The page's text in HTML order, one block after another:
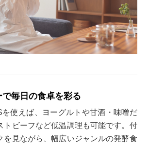
毎日の食卓を彩る
を使えば、ヨーグルトや甘酒・味噌だ
トビーフなど低温調理も可能です。付
を見ながら、幅広いジャンルの発酵食